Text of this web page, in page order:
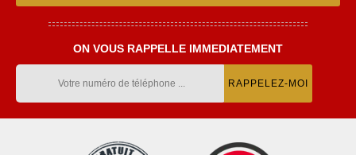
ON VOUS RAPPELLE IMMEDIATEMENT